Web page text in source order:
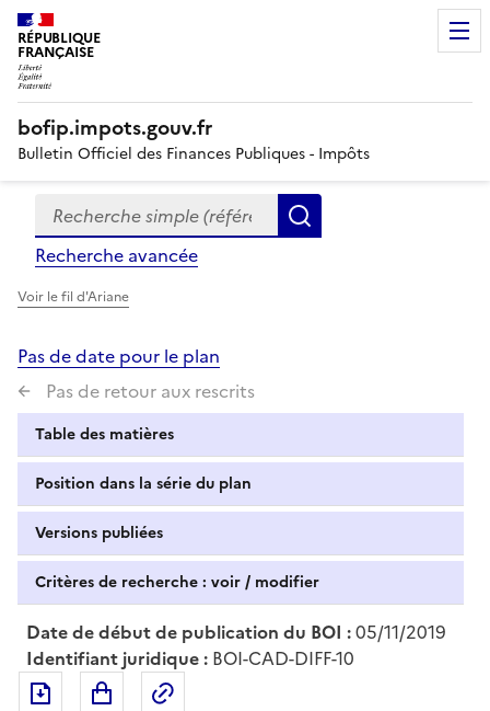
RÉPUBLIQUE
FRANÇAISE
bofip.impots.gouv.fr
Bulletin Officiel des Finances Publiques - Impôts
Formulaire
de
recherche
Recherche simple (références, mots clés, partie du
Recherche avancée
Voir le fil d'Ariane
Pas de date pour le plan
Pas de retour aux rescrits
Table des matières
Position dans la série du plan
Versions publiées
Critères de recherche : voir / modifier
Date de début de publication du BOI :05/11/2019
Identifiant juridique : BOI-CAD-DIFF-10
Exporter le document au format pdf